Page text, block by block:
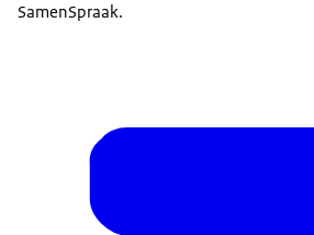
SamenSpraak.